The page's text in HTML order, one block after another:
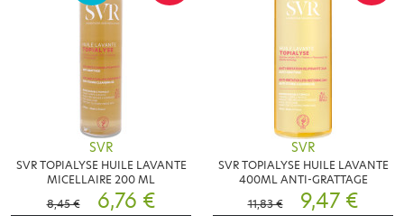
SVR
SVR TOPIALYSE HUILE LAVANTE
MICELLAIRE 200 ML
8,45 €
6,76 €
SVR
SVR TOPIALYSE HUILE LAVANTE
400ML ANTI-GRATTAGE
11,83 €
9,47 €